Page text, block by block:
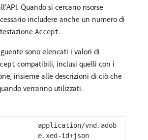
Quando si cercano risorse
includere anche un numero di
Accept.
sono elencati i valori di
compatibili, inclusi quelli con i
insieme alle descrizioni di ciò che
verranno utilizzati.
application/vnd.adob
e.xed-id+json